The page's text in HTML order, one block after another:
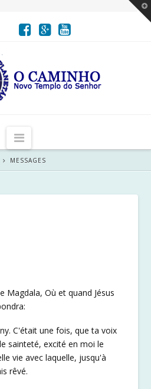
Navigation
MESSAGES
Magdala, Où et quand Jésus
C'était une fois, que ta voix
sainteté, excité en moi le
vie avec laquelle, jusqu'à
rêvé.